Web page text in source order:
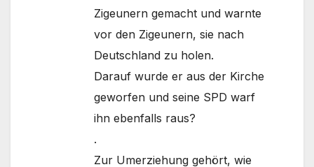
Zigeunern gemacht und warnte
vor den Zigeunern, sie nach
Deutschland zu holen.
Darauf wurde er aus der Kirche
geworfen und seine SPD warf
ihn ebenfalls raus?
.
Zur Umerziehung gehört, wie